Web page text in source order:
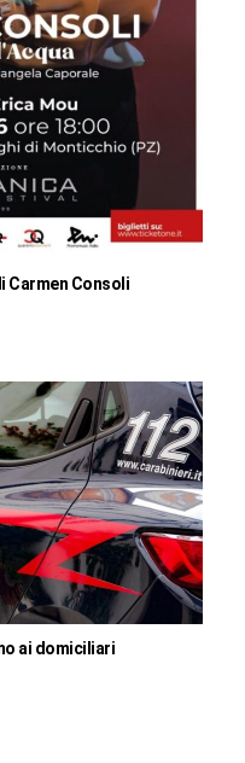
Carmen Consoli
ai domiciliari